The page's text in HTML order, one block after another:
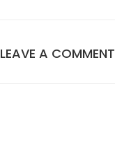
LEAVE A COMMENT